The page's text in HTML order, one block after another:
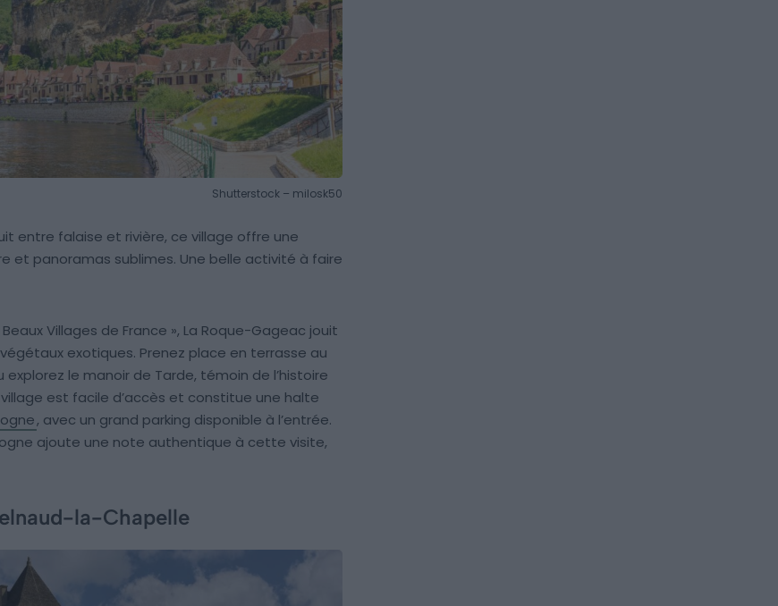
Shutterstock – milosk50
entre falaise et rivière, ce village offre une
et panoramas sublimes. Une belle activité à faire
Villages de France », La Roque-Gageac jouit
exotiques. Prenez place en terrasse au
le manoir de Tarde, témoin de l’histoire
est facile d’accès et constitue une halte
, avec un grand parking disponible à l’entrée.
ajoute une note authentique à cette visite,
la-Chapelle